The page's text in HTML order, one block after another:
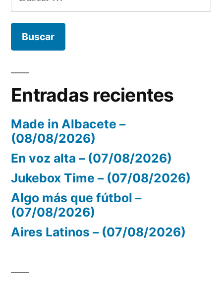
Entradas recientes
Made in Albacete –
(08/08/2026)
En voz alta – (07/08/2026)
Jukebox Time – (07/08/2026)
Algo más que fútbol –
(07/08/2026)
Aires Latinos – (07/08/2026)